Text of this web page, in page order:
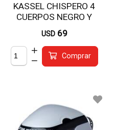
KASSEL CHISPERO 4
CUERPOS NEGRO Y
DORADO AG202
USD 69
Comprar